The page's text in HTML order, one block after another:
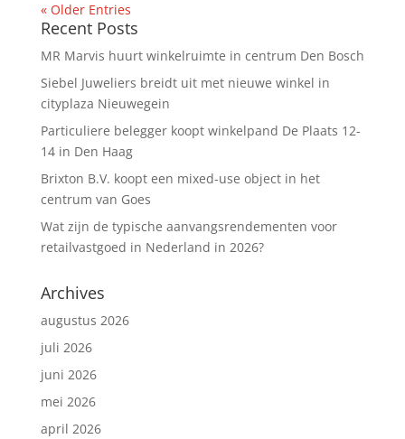
« Older Entries
Recent Posts
MR Marvis huurt winkelruimte in centrum Den Bosch
Siebel Juweliers breidt uit met nieuwe winkel in
cityplaza Nieuwegein
Particuliere belegger koopt winkelpand De Plaats 12-
14 in Den Haag
Brixton B.V. koopt een mixed-use object in het
centrum van Goes
Wat zijn de typische aanvangsrendementen voor
retailvastgoed in Nederland in 2026?
Archives
augustus 2026
juli 2026
juni 2026
mei 2026
april 2026